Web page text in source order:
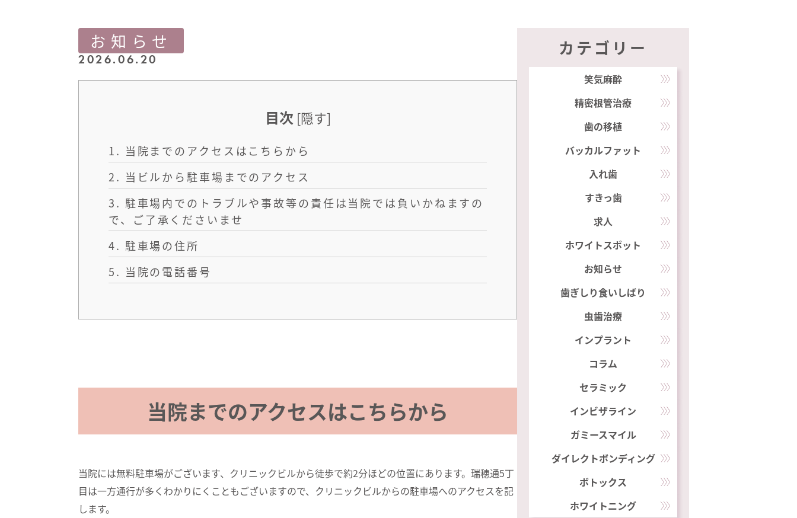
お知らせ
2026.06.20
目次 [隠す]
1. 当院までのアクセスはこちらから
2. 当ビルから駐車場までのアクセス
3. 駐車場内でのトラブルや事故等の責任は当院では負いかねますの
で、ご了承くださいませ
4. 駐車場の住所
5. 当院の電話番号
当院までのアクセスはこちらから
当院には無料駐車場がございます、クリニックビルから徒歩で約2分ほどの位置にあります。瑞穂通5丁
目は一方通行が多くわかりにくこともございますので、クリニックビルからの駐車場へのアクセスを記
します。
カテゴリー
笑気麻酔
精密根管治療
歯の移植
バッカルファット
入れ歯
すきっ歯
求人
ホワイトスポット
お知らせ
歯ぎしり食いしばり
虫歯治療
インプラント
コラム
セラミック
インビザライン
ガミースマイル
ダイレクトボンディング
ボトックス
ホワイトニング